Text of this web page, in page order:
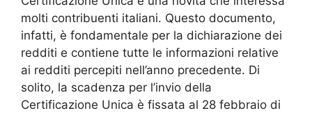
molti contribuenti italiani. Questo documento,
infatti, è fondamentale per la dichiarazione dei
redditi e contiene tutte le informazioni relative
ai redditi percepiti nell’anno precedente. Di
solito, la scadenza per l’invio della
Certificazione Unica è fissata al 28 febbraio di